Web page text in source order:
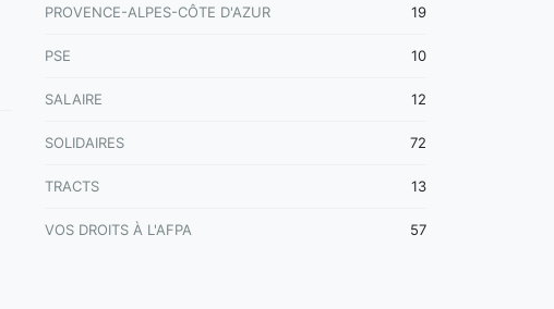
PROVENCE-ALPES-CÔTE D'AZUR 19
PSE 10
SALAIRE 12
SOLIDAIRES 72
TRACTS 13
VOS DROITS À L'AFPA 57